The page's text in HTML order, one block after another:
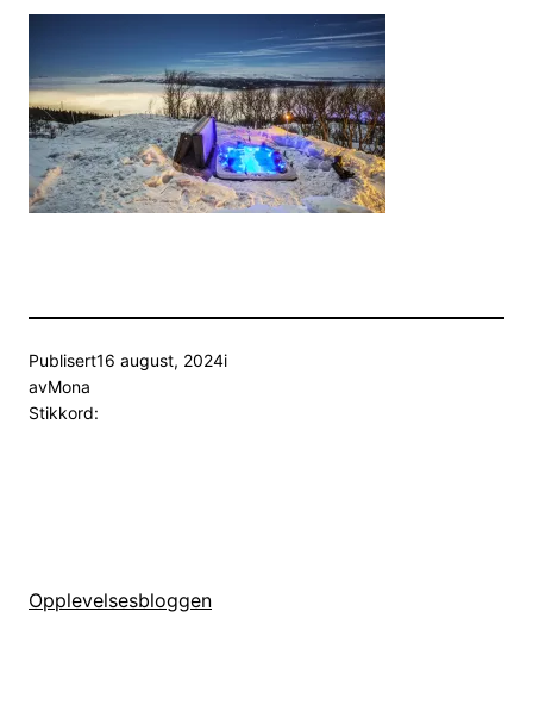
Publisert16 august, 2024i
avMona
Stikkord:
Opplevelsesbloggen